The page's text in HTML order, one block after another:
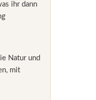
ihr dann
Natur und
mit